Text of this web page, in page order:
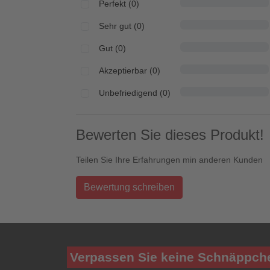
Perfekt (0)
Sehr gut (0)
Gut (0)
Akzeptierbar (0)
Unbefriedigend (0)
Bewerten Sie dieses Produkt!
Teilen Sie Ihre Erfahrungen min anderen Kunden
Bewertung schreiben
Verpassen Sie keine